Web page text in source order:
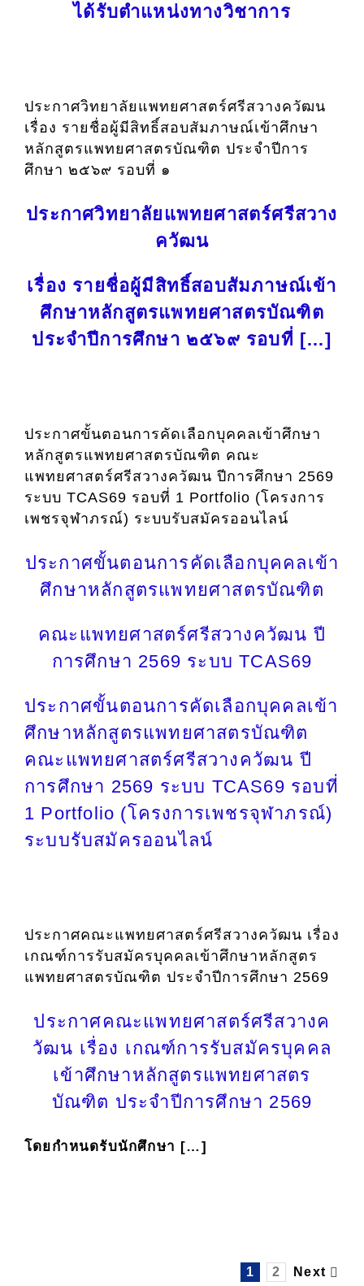
ได้รับตำแหน่งทางวิชาการ
ประกาศวิทยาลัยแพทยศาสตร์ศรีสวางควัฒน
เรื่อง รายชื่อผู้มีสิทธิ์สอบสัมภาษณ์เข้าศึกษา
หลักสูตรแพทยศาสตรบัณฑิต ประจำปีการ
ศึกษา ๒๕๖๙ รอบที่ ๑
ประกาศวิทยาลัยแพทยศาสตร์ศรีสวาง
ควัฒน
เรื่อง รายชื่อผู้มีสิทธิ์สอบสัมภาษณ์เข้า
ศึกษาหลักสูตรแพทยศาสตรบัณฑิต
ประจำปีการศึกษา ๒๕๖๙ รอบที่ […]
ประกาศขั้นตอนการคัดเลือกบุคคลเข้าศึกษา
หลักสูตรแพทยศาสตรบัณฑิต คณะ
แพทยศาสตร์ศรีสวางควัฒน ปีการศึกษา 2569
ระบบ TCAS69 รอบที่ 1 Portfolio (โครงการ
เพชรจุฬาภรณ์) ระบบรับสมัครออนไลน์
ประกาศขั้นตอนการคัดเลือกบุคคลเข้า
ศึกษาหลักสูตรแพทยศาสตรบัณฑิต
คณะแพทยศาสตร์ศรีสวางควัฒน ปี
การศึกษา 2569 ระบบ TCAS69
ประกาศขั้นตอนการคัดเลือกบุคคลเข้า
ศึกษาหลักสูตรแพทยศาสตรบัณฑิต
คณะแพทยศาสตร์ศรีสวางควัฒน ปี
การศึกษา 2569 ระบบ TCAS69 รอบที่
1 Portfolio (โครงการเพชรจุฬาภรณ์)
ระบบรับสมัครออนไลน์
ประกาศคณะแพทยศาสตร์ศรีสวางควัฒน เรื่อง
เกณฑ์การรับสมัครบุคคลเข้าศึกษาหลักสูตร
แพทยศาสตรบัณฑิต ประจำปีการศึกษา 2569
ประกาศคณะแพทยศาสตร์ศรีสวางค
วัฒน เรื่อง เกณฑ์การรับสมัครบุคคล
เข้าศึกษาหลักสูตรแพทยศาสตร
บัณฑิต ประจำปีการศึกษา 2569
โดยกำหนดรับนักศึกษา […]
1 2 Next